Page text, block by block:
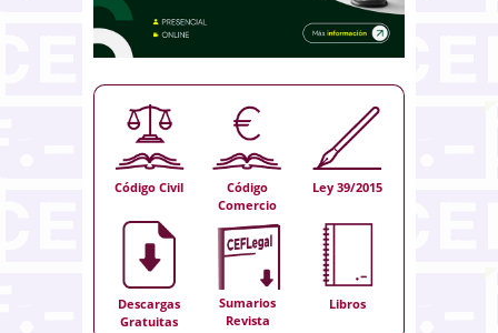
Código Civil
Código
Comercio
Ley 39/2015
Descargas
Gratuitas
Sumarios
Revista
Libros